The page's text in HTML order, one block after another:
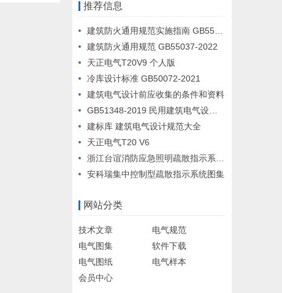
推荐信息
建筑防火通用规范实施指南 GB55037-2022
建筑防火通用规范 GB55037-2022
天正电气T20V9 个人版
冷库设计标准 GB50072-2021
建筑电气设计前应收集的条件和资料
GB51348-2019 民用建筑电气设计标准
建标库 建筑电气设计规范大全
天正电气T20 V6
浙江台谊消防应急照明疏散指示系统设计例图
安科瑞集中控制型疏散指示系统图集
网站分类
技术文章
电气规范
电气图集
软件下载
电气图纸
电气样本
会员中心